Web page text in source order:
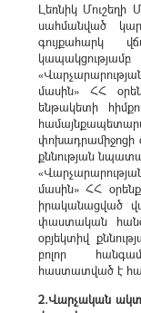
Լեռնիկ Մուշեղի
սահմանված
գույքահարկ
մասին» ՀՀ
ենթակետի
փոխադրամիջոցի
քննության
մասին» ՀՀ
իրականացված
փաստական
օբյեկտիվ
բոլոր
հաստատված է
2.Վարչական